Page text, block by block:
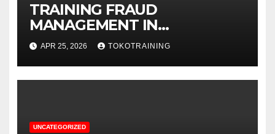
TRAINING FRAUD
MANAGEMENT IN
TELECOMMUNICATION
BUSINESS
APR 25, 2026 TOKOTRAINING
UNCATEGORIZED